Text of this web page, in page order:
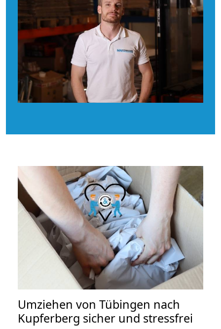
Umziehen von Tübingen nach
Kupferberg sicher und stressfrei